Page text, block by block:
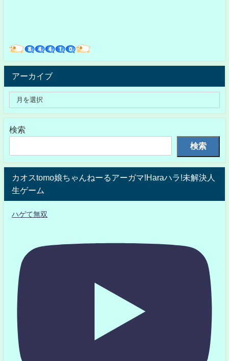
アーカイブ
検索
検索
カオスtomo娘ちゃんねーるアーガマ!Haraハラ!未解決人
生ゲーム
ハゲて無双